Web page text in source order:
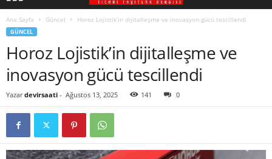
Ana Sayfa Güncel Horoz Lojistik’in dijitalleşme ve inovasyon gücü tescillendi
GÜNCEL
Horoz Lojistik’in dijitalleşme ve
inovasyon gücü tescillendi
Yazar devirsaati - Ağustos 13, 2025 141 0